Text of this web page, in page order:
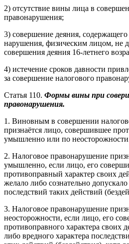
2) отсутствие вины лица в
правонарушения;
3) совершение деяния,
нарушения, физическим лицом, не
совершения деяния 16-летнего
4) истечение сроков давности
за совершение налогового
Статья 110. Формы вины при
правонарушения.
1. Виновным в совершении
признаётся лицо, совершившее
умышленно или по
2. Налоговое правонарушение
умышленно, если лицо, его
противоправный характер своих
желало либо сознательно
последствий таких действий
3. Налоговое правонарушение
неосторожности, если лицо, его
противоправного характера своих
либо вредного характера